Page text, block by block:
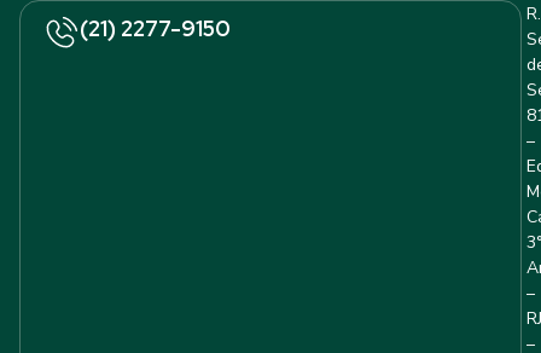
(21) 2277-9150
R.
–
–
RJ
–